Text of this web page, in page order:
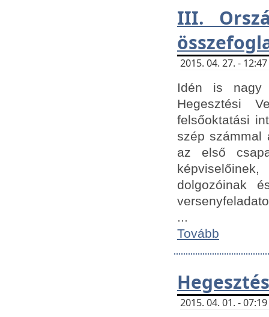
III.
2015. 04. 27. -
Idén is nagy
Hegesztési
felsőoktatási
szép számmal
az első
dolgozóinak
...
Tovább
2015. 04. 01. -